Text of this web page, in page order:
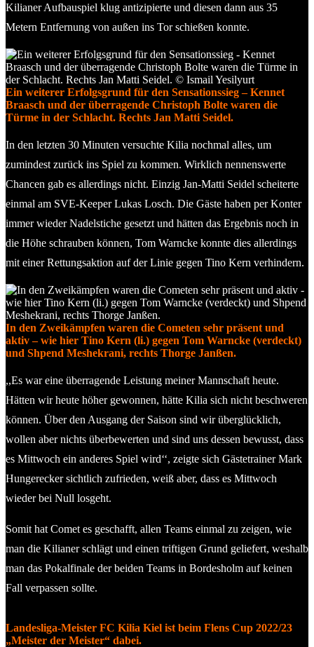
Kilianer Aufbauspiel klug antizipierte und diesen dann aus 35
Metern Entfernung von außen ins Tor schießen konnte.
Ein weiterer Erfolgsgrund für den Sensationssieg – Kennet
Braasch und der überragende Christoph Bolte waren die
Türme in der Schlacht. Rechts Jan Matti Seidel.
In den letzten 30 Minuten versuchte Kilia nochmal alles, um
zumindest zurück ins Spiel zu kommen. Wirklich nennenswerte
Chancen gab es allerdings nicht. Einzig Jan-Matti Seidel scheiterte
einmal am SVE-Keeper Lukas Losch. Die Gäste haben per Konter
immer wieder Nadelstiche gesetzt und hätten das Ergebnis noch in
die Höhe schrauben können, Tom Warncke konnte dies allerdings
mit einer Rettungsaktion auf der Linie gegen Tino Kern verhindern.
In den Zweikämpfen waren die Cometen sehr präsent und
aktiv – wie hier Tino Kern (li.) gegen Tom Warncke (verdeckt)
und Shpend Meshekrani, rechts Thorge Janßen.
,,Es war eine überragende Leistung meiner Mannschaft heute.
Hätten wir heute höher gewonnen, hätte Kilia sich nicht beschweren
können. Über den Ausgang der Saison sind wir überglücklich,
wollen aber nichts überbewerten und sind uns dessen bewusst, dass
es Mittwoch ein anderes Spiel wird‘‘, zeigte sich Gästetrainer Mark
Hungerecker sichtlich zufrieden, weiß aber, dass es Mittwoch
wieder bei Null losgeht.
Somit hat Comet es geschafft, allen Teams einmal zu zeigen, wie
man die Kilianer schlägt und einen triftigen Grund geliefert, weshalb
man das Pokalfinale der beiden Teams in Bordesholm auf keinen
Fall verpassen sollte.
Landesliga-Meister FC Kilia Kiel ist beim Flens Cup 2022/23
„Meister der Meister“ dabei.